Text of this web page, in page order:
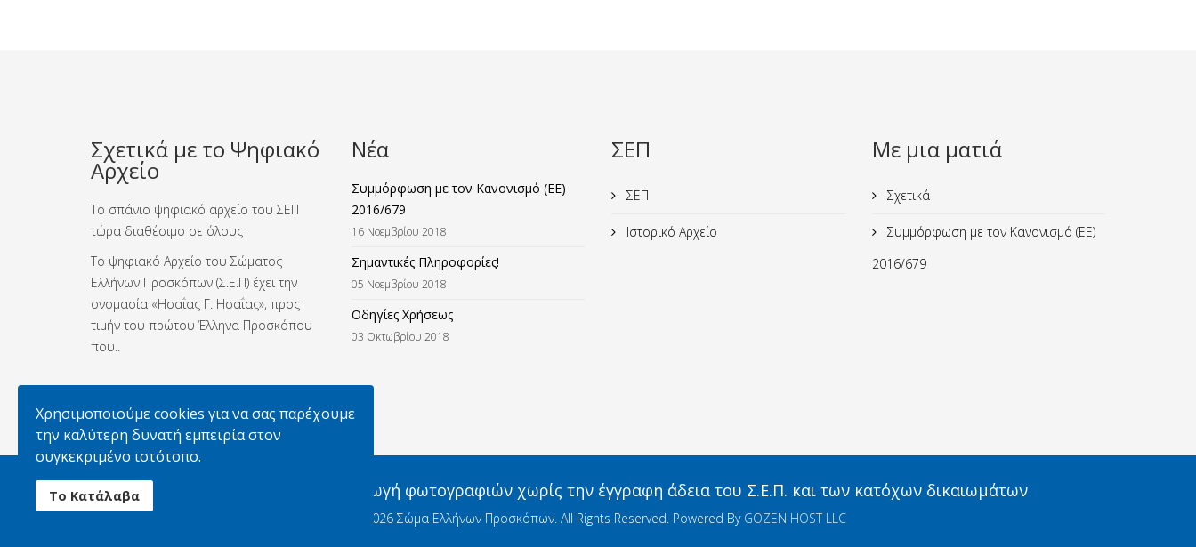
Σχετικά με το Ψηφιακό
Αρχείο
Το σπάνιο ψηφιακό αρχείο του ΣΕΠ
τώρα διαθέσιμο σε όλους
Το ψηφιακό Αρχείο του Σώματος
Ελλήνων Προσκόπων (Σ.Ε.Π) έχει την
ονομασία «Ησαΐας Γ. Ησαΐας», προς
τιμήν του πρώτου Έλληνα Προσκόπου
που..
Νέα
Συμμόρφωση με τον Κανονισμό (ΕΕ)
2016/679
16 Νοεμβρίου 2018
Σημαντικές Πληροφορίες!
05 Νοεμβρίου 2018
Οδηγίες Χρήσεως
03 Οκτωβρίου 2018
ΣΕΠ
ΣΕΠ
Ιστορικό Αρχείο
Με μια ματιά
Σχετικά
Συμμόρφωση με τον Κανονισμό (ΕΕ)
2016/679
Απαγορεύεται η αναπαραγωγή φωτογραφιών χωρίς την έγγραφη άδεια του Σ.Ε.Π. και των κατόχων δικαιωμάτων
© 2026 Σώμα Ελλήνων Προσκόπων. All Rights Reserved. Powered By GOZEN HOST LLC
Χρησιμοποιούμε cookies για να σας παρέχουμε
την καλύτερη δυνατή εμπειρία στον
συγκεκριμένο ιστότοπο.
Το Κατάλαβα